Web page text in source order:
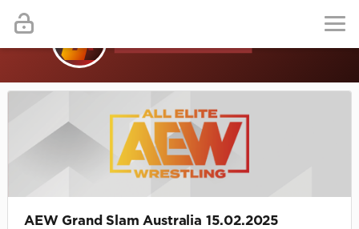
AEW Grand Slam Australia 15.02.2025